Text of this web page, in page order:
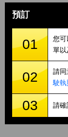
預訂
01
您
單以
02 請同
駛執
03 請確